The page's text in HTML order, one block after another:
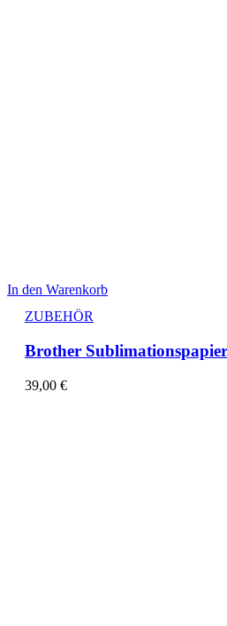
In den Warenkorb
ZUBEHÖR
Brother
39,00 €